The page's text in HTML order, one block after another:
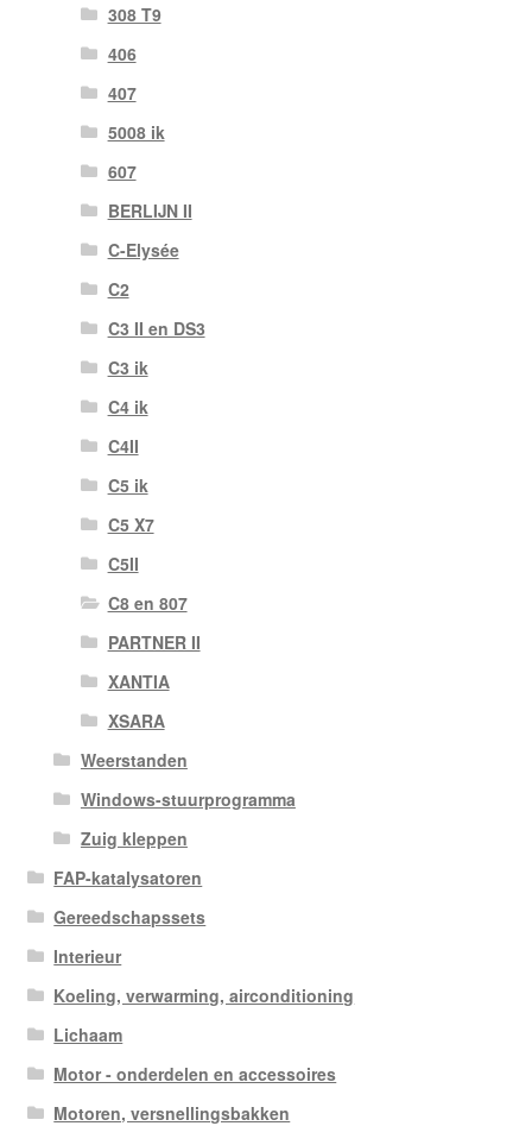
308 T9
406
407
5008 ik
607
BERLIJN II
C-Elysée
C2
C3 II en DS3
C3 ik
C4 ik
C4II
C5 ik
C5 X7
C5II
C8 en 807
PARTNER II
XANTIA
XSARA
Weerstanden
Windows-stuurprogramma
Zuig kleppen
FAP-katalysatoren
Gereedschapssets
Interieur
Koeling, verwarming, airconditioning
Lichaam
Motor - onderdelen en accessoires
Motoren, versnellingsbakken